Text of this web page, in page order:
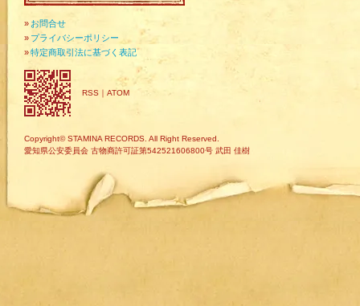
» お問合せ
» プライバシーポリシー
»特定商取引法に基づく表記
RSS ｜ ATOM
Copyright© STAMINA RECORDS. All Right Reserved.
愛知県公安委員会 古物商許可証第542521606800号 武田 佳樹